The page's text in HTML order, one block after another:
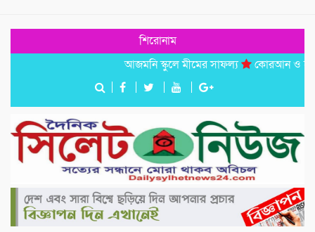
শিরোনাম
আজমনি স্কুলে মীমের সাফল্য
কোরআন ও